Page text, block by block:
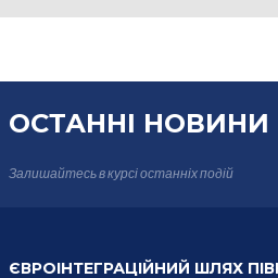
ОСТАННІ НОВИНИ
Залишайтесь в курсіостанніх подій
ЄВРОІНТЕГРАЦІЙНИЙ ШЛЯХ